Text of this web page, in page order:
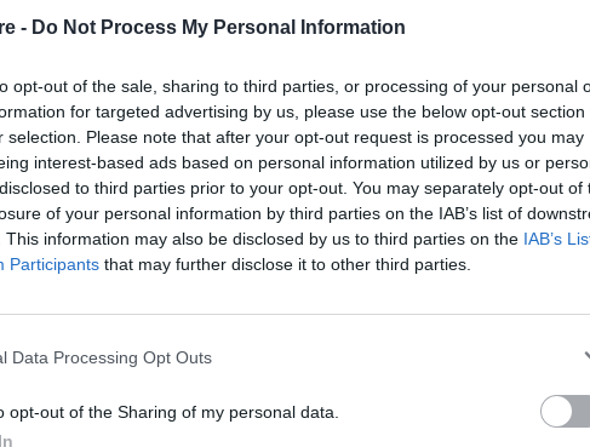
- Do Not Process My Personal Information
opt-out of the sale, sharing to third parties, or processing of your personal
for targeted advertising by us, please use the below opt-out section
selection. Please note that after your opt-out request is processed you may
interest-based ads based on personal information utilized by us or
to third parties prior to your opt-out. You may separately opt-out of
of your personal information by third parties on the IAB’s list of
This information may also be disclosed by us to third parties on the IAB’s
Participants that may further disclose it to other third parties.
Data Processing Opt Outs
opt-out of the Sharing of my personal data.
εξήγησε, συνέβη πολύ νωρίς στην καριέρα
σήμερα ο συγκεκριμένος ηθοποιός.